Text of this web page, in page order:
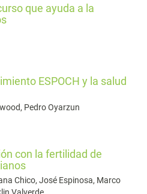
que ayuda a la
ESPOCH y la salud
Pedro Oyarzun
con la fertilidad de
Chico, José Espinosa, Marco